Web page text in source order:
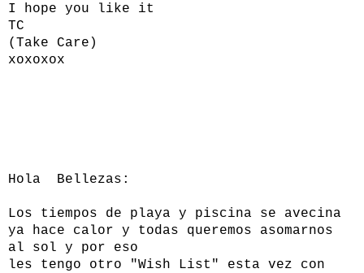
I hope you like it
TC
(Take Care)
xoxoxox
Hola Bellezas:
Los tiempos de playa y piscina se avecina
ya hace calor y todas queremos asomarnos
al sol y por eso
les tengo otro "Wish List" esta vez con